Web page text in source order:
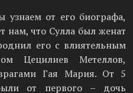
от его биографа,
нам, что Сулла был женат
его с влиятельным
Цецилиев Метеллов,
Гая Мария. От 5
от первого – дочь